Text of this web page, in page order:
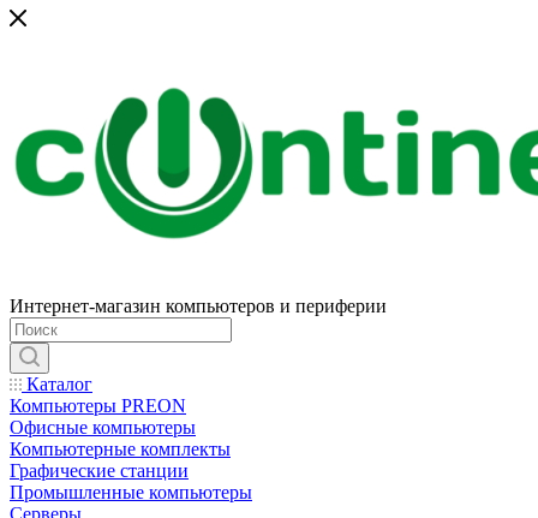
Интернет-магазин компьютеров и периферии
Каталог
Компьютеры PREON
Офисные компьютеры
Компьютерные комплекты
Графические станции
Промышленные компьютеры
Серверы